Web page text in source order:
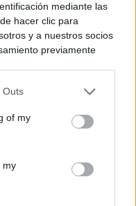
mediante las
hacer clic para
y a nuestros socios
previamente
que algún
el derecho de
se aplicarán
en este sitio web o
Outs
of my
my